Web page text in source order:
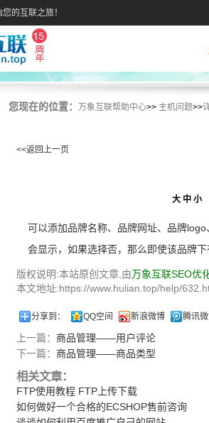
的互联之旅！
您现在的位置： 万象互联帮助中心>> 主机问题>>
<<返回上一页
大 中 小
可以添加品牌名称、品牌网址、品牌
会显示，如果选择否，那么即使该品牌下
版权说明:本站原创文章,由万象互联SEO优
本文地址:https://www.hulian.top/help/
分享到： QQ空间 新浪微博 腾讯
上一篇： 商品管理——用户评论
下一篇： 商品管理——商品类型
相关文章：
FTP使用教程 FTP上传下载
如何做好一个合格的ECSHOP售前咨询